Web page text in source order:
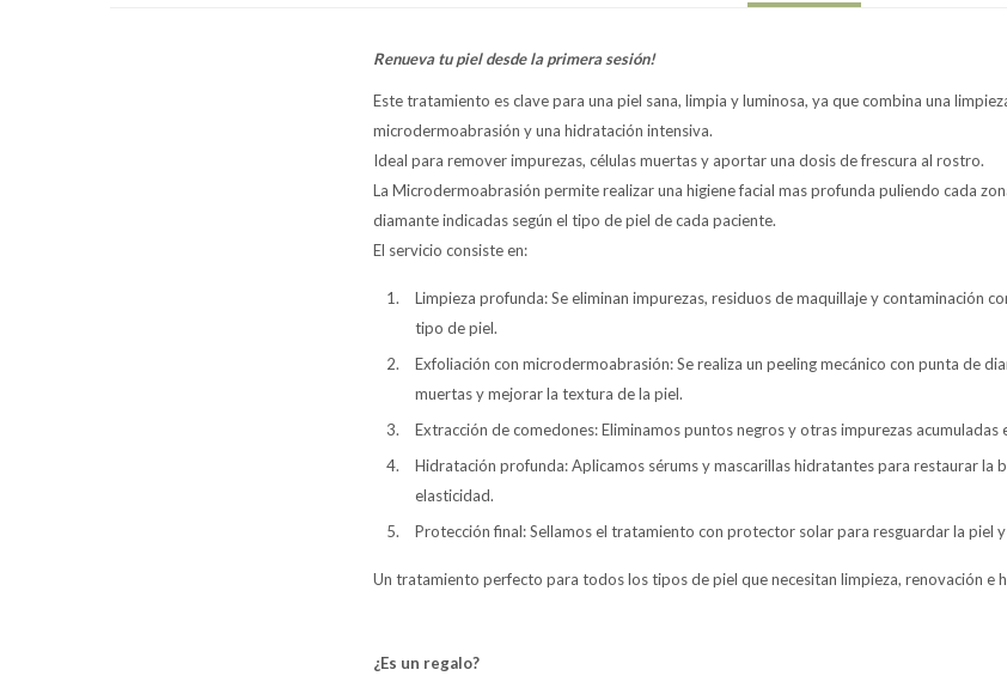
Renueva tu piel desde la primera sesión!
Este tratamiento es clave para una piel sana, limpia y luminosa, ya que combina una
microdermoabrasión y una hidratación intensiva.
Ideal para remover impurezas, células muertas y aportar una dosis de frescura al rostro.
La Microdermoabrasión permite realizar una higiene facial mas profunda puliendo cada
diamante indicadas según el tipo de piel de cada paciente.
El servicio consiste en:
Limpieza profunda: Se eliminan impurezas, residuos de maquillaje y contaminación
tipo de piel.
Exfoliación con microdermoabrasión: Se realiza un peeling mecánico con punta de
muertas y mejorar la textura de la piel.
Extracción de comedones: Eliminamos puntos negros y otras impurezas acumuladas
Hidratación profunda: Aplicamos sérums y mascarillas hidratantes para restaurar la
elasticidad.
Protección final: Sellamos el tratamiento con protector solar para resguardar la piel
Un tratamiento perfecto para todos los tipos de piel que necesitan limpieza, renovación e
¿Es un regalo?